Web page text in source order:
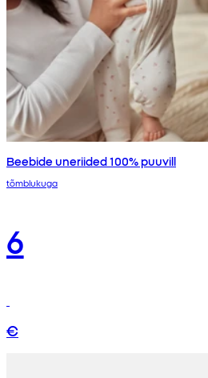
Beebide uneriided 100% puuvill
tõmblukuga
6
€